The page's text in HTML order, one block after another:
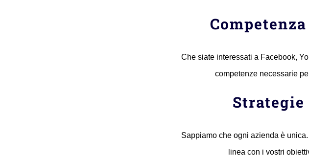
Che siate interessati a Facebook,
competenze necessarie
Sappiamo che ogni azienda è
linea con i vostri